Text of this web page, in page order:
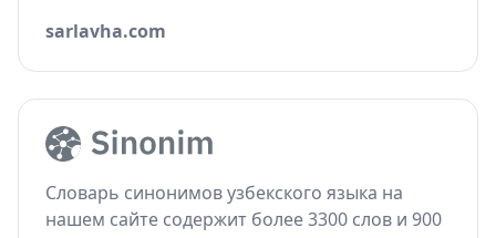
sarlavha.com
Словарь синонимов узбекского языка на
нашем сайте содержит более 3300 слов и 900